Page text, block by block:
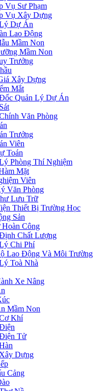
Vụ Sư Phạm
Vụ Xây Dựng
Dự Án
Lao Động
Mầm Non
Mầm Non
Trưởng
Xây Dựng
Mắt
Quản Lý Dự Án
Văn Phòng
Trưởng
Viên
Toán
Phòng Thí Nghiệm
Mặt
Viên
Văn Phòng
Lưu Trữ
Thiết Bị Trường Học
Sản
Công
Chất Lượng
Chi Phí
Lao Động Và Môi Trường
Toà Nhà
Xe Nâng
Mầm Non
Khí
Tử
Dựng
Cảng